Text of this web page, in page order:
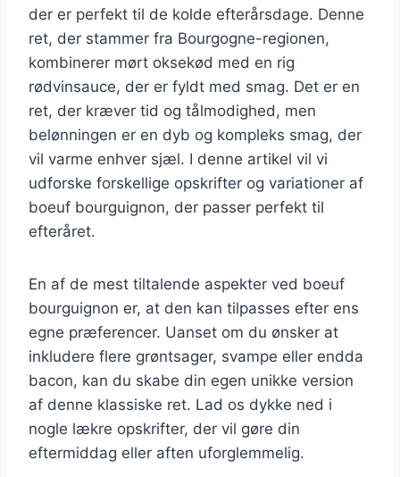
der er perfekt til de kolde efterårsdage. Denne
ret, der stammer fra Bourgogne-regionen,
kombinerer mørt oksekød med en rig
rødvinsauce, der er fyldt med smag. Det er en
ret, der kræver tid og tålmodighed, men
belønningen er en dyb og kompleks smag, der
vil varme enhver sjæl. I denne artikel vil vi
udforske forskellige opskrifter og variationer af
boeuf bourguignon, der passer perfekt til
efteråret.
En af de mest tiltalende aspekter ved boeuf
bourguignon er, at den kan tilpasses efter ens
egne præferencer. Uanset om du ønsker at
inkludere flere grøntsager, svampe eller endda
bacon, kan du skabe din egen unikke version
af denne klassiske ret. Lad os dykke ned i
nogle lækre opskrifter, der vil gøre din
eftermiddag eller aften uforglemmelig.